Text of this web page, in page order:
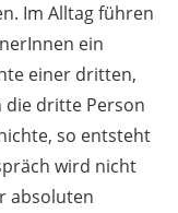
Im Alltag führen
Innen ein
einer dritten,
die dritte Person
so entsteht
wird nicht
absoluten